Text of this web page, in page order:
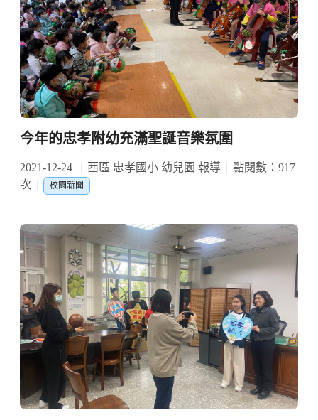
今年的忠孝附幼充滿聖誕音樂氛圍
2021-12-24 西區 忠孝國小 幼兒園 報導
點閱數：917
次
校園新聞